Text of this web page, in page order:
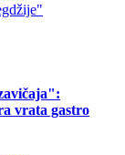
vrata gastro